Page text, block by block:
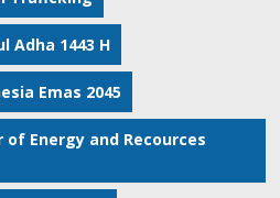
Adha 1443 H
Emas 2045
of Energy and Recources